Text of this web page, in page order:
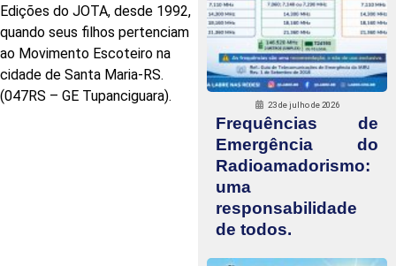
Edições do JOTA, desde 1992,
quando seus filhos pertenciam
ao Movimento Escoteiro na
cidade de Santa Maria-RS.
(047RS – GE Tupanciguara).
23 de julho de 2026
Frequências de
Emergência do
Radioamadorismo:
uma
responsabilidade
de todos.